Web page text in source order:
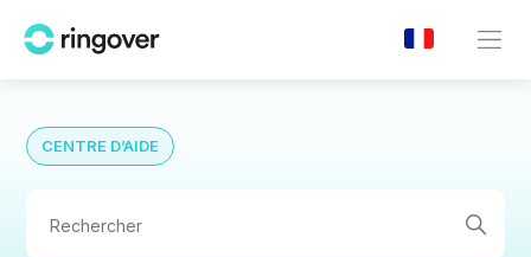
CENTRE D’AIDE